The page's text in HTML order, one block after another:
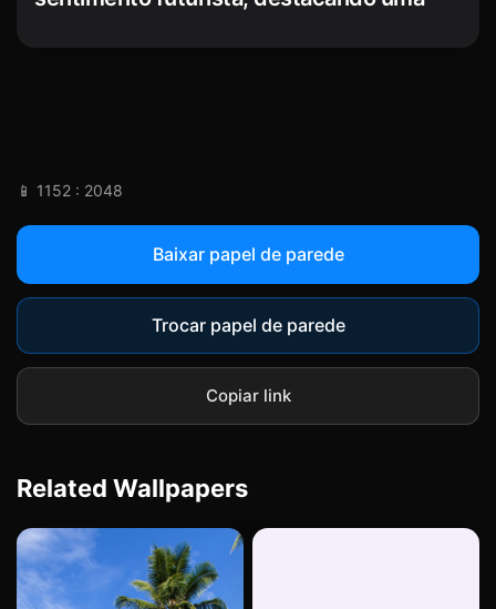
📱 1152 : 2048
Baixar papel de parede
Trocar papel de parede
Copiar link
Related Wallpapers